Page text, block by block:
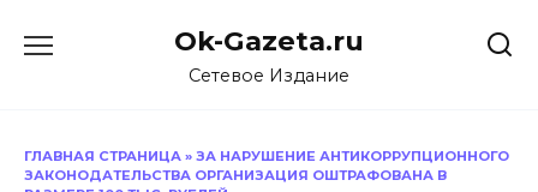
Ok-Gazeta.ru
Сетевое Издание
ГЛАВНАЯ СТРАНИЦА » ЗА НАРУШЕНИЕ АНТИКОРРУПЦИОННОГО
ЗАКОНОДАТЕЛЬСТВА ОРГАНИЗАЦИЯ ОШТРАФОВАНА В